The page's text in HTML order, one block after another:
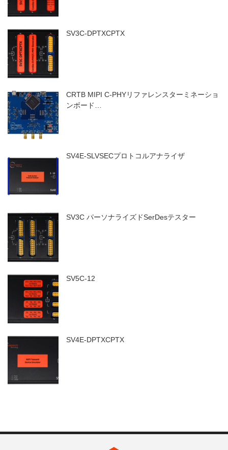
SV3C-DPTXCPTX
CRTB MIPI C-PHYリファレンスターミネーショ
ンボード…
SV4E-SLVSECプロトコルアナライザ
SV3C パーソナライズドSerDesテスター
SV5C-12
SV4E-DPTXCPTX